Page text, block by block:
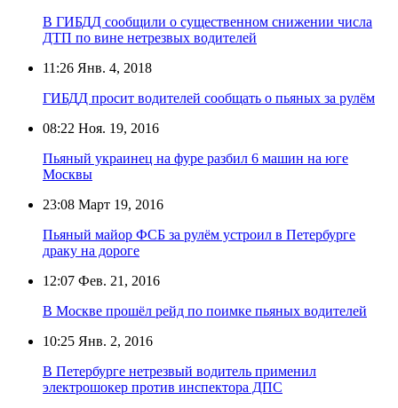
В ГИБДД сообщили о существенном снижении числа
ДТП по вине нетрезвых водителей
11:26 Янв. 4, 2018
ГИБДД просит водителей сообщать о пьяных за рулём
08:22 Ноя. 19, 2016
Пьяный украинец на фуре разбил 6 машин на юге
Москвы
23:08 Март 19, 2016
Пьяный майор ФСБ за рулём устроил в Петербурге
драку на дороге
12:07 Фев. 21, 2016
В Москве прошёл рейд по поимке пьяных водителей
10:25 Янв. 2, 2016
В Петербурге нетрезвый водитель применил
электрошокер против инспектора ДПС